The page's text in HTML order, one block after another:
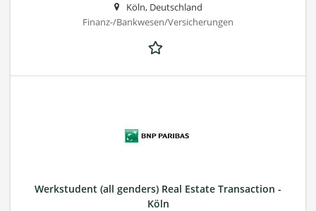
Köln, Deutschland
Finanz-/Bankwesen/Versicherungen
Werkstudent (all genders) Real Estate Transaction -
Köln